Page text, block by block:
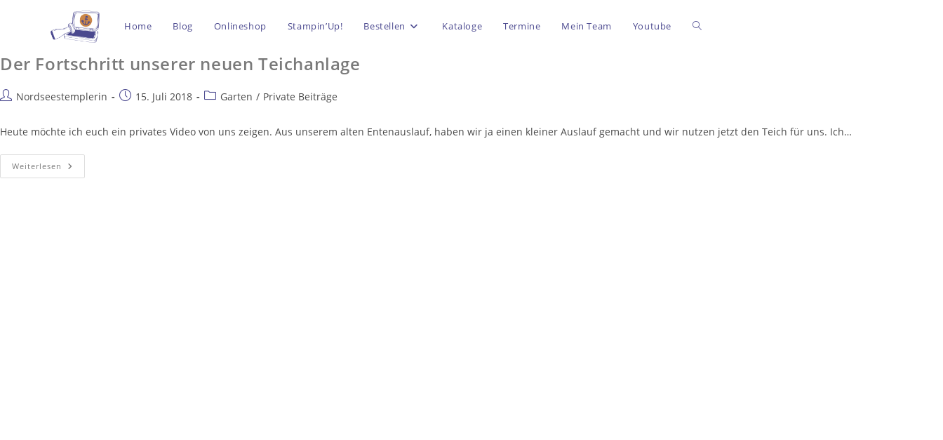
Home Blog Onlineshop Stampin’Up! Bestellen Kataloge Termine Mein Team Youtube
Der Fortschritt unserer neuen Teichanlage
Nordseestemplerin 15. Juli 2018 Garten / Private Beiträge
Heute möchte ich euch ein privates Video von uns zeigen. Aus unserem alten Entenauslauf, haben wir ja einen kleiner Auslauf gemacht und wir nutzen jetzt den Teich für uns. Ich…
Weiterlesen